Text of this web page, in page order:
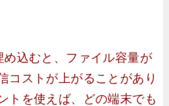
込むと、ファイル容量が
コストが上がることがあり
トを使えば、どの端末でも